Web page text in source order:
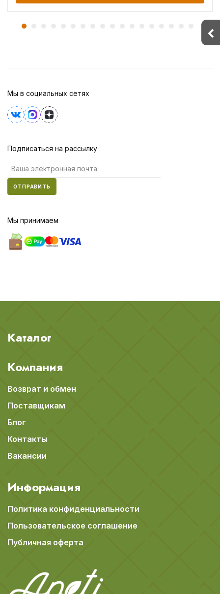
Мы в социальных сетях
Подписаться на рассылку
ОТПРАВИТЬ
Мы принимаем
Каталог
Компания
Возврат и обмен
Поставщикам
Блог
Контакты
Вакансии
Информация
Политика конфиденциальности
Пользовательское соглашение
Публичная оферта